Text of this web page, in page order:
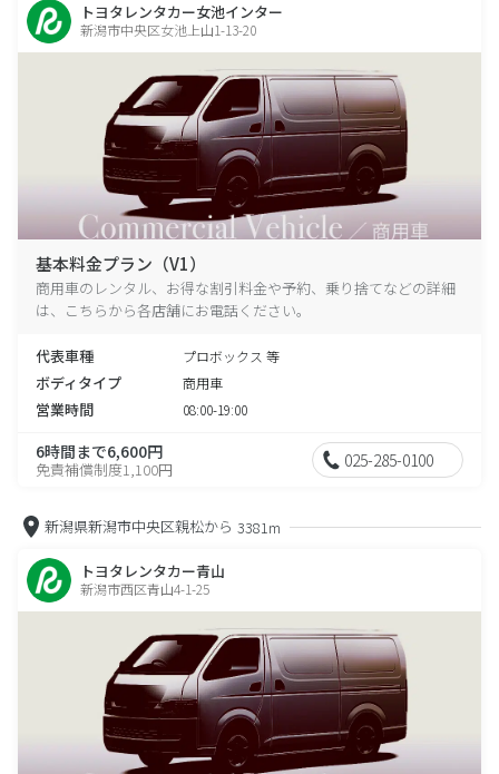
トヨタレンタカー女池インター
新潟市中央区女池上山1-13-20
基本料金プラン（V1）
商用車のレンタル、お得な割引料金や予約、乗り捨てなどの詳細
は、こちらから各店舗にお電話ください。
代表車種 プロボックス 等
ボディタイプ 商用車
営業時間 08:00-19:00
6時間まで6,600円
免責補償制度1,100円 025-285-0100
新潟県新潟市中央区親松から 3381m
トヨタレンタカー青山
新潟市西区青山4-1-25